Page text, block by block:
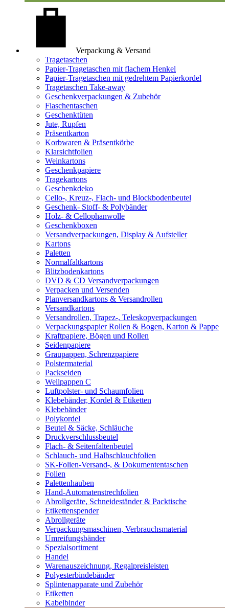
Verpackung & Versand
Tragetaschen
Papier-Tragetaschen mit flachem Henkel
Papier-Tragetaschen mit gedrehtem Papierkordel
Tragetaschen Take-away
Geschenkverpackungen & Zubehör
Flaschentaschen
Geschenktüten
Jute, Rupfen
Präsentkarton
Korbwaren & Präsentkörbe
Klarsichtfolien
Weinkartons
Geschenkpapiere
Tragekartons
Geschenkdeko
Cello-, Kreuz-, Flach- und Blockbodenbeutel
Geschenk- Stoff- & Polybänder
Holz- & Cellophanwolle
Geschenkboxen
Versandverpackungen, Display & Aufsteller
Kartons
Paletten
Normalfaltkartons
Blitzbodenkartons
DVD & CD Versandverpackungen
Verpacken und Versenden
Planversandkartons & Versandrollen
Versandkartons
Versandrollen, Trapez-, Teleskopverpackungen
Verpackungspapier Rollen & Bogen, Karton & Pappe
Kraftpapiere, Bögen und Rollen
Seidenpapiere
Graupappen, Schrenzpapiere
Polstermaterial
Packseiden
Wellpappen C
Luftpolster- und Schaumfolien
Klebebänder, Kordel & Etiketten
Klebebänder
Polykordel
Beutel & Säcke, Schläuche
Druckverschlussbeutel
Flach- & Seitenfaltenbeutel
Schlauch- und Halbschlauchfolien
SK-Folien-Versand-, & Dokumententaschen
Folien
Palettenhauben
Hand-Automatenstrechfolien
Abrollgeräte, Schneideständer & Packtische
Etikettenspender
Abrollgeräte
Verpackungsmaschinen, Verbrauchsmaterial
Umreifungsbänder
Spezialsortiment
Handel
Warenauszeichnung, Regalpreisleisten
Polyesterbindebänder
Splintenapparate und Zubehör
Etiketten
Kabelbinder